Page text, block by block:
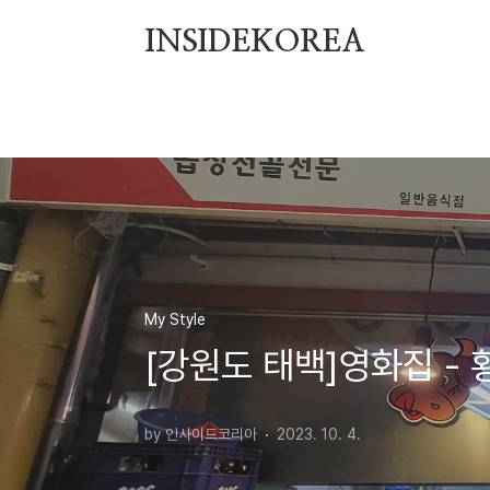
INSIDEKOREA
My Style
[강원도 태백]영화집 -
by 인사이드코리아 2023. 10. 4.